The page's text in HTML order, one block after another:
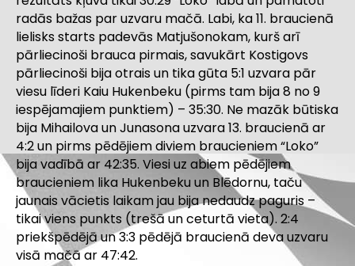
radās bažas par uzvaru mačā. Labi, ka 11. braucienā
lielisks starts padevās Matjušonokam, kurš arī
pārliecinoši brauca pirmais, savukārt Kostigovs
pārliecinoši bija otrais un tika gūta 5:1 uzvara pār
viesu līderi Kaiu Hukenbeku (pirms tam bija 8 no 9
iespējamajiem punktiem) – 35:30. Ne mazāk būtiska
bija Mihailova un Junasona uzvara 13. braucienā ar
4:2 un pirms pēdējiem diviem braucieniem “Loko”
bija vadībā ar 42:35. Viesi uz abiem pēdējiem
braucieniem lika Hukenbeku un Blēdornu, taču
jaunais vācietis laikam jau bija nedaudz paguris –
tikai viens punkts (trešā un ceturtā vieta). 2:4
priekšpēdējā un 3:3 pēdējā braucienā deva uzvaru
visā mačā ar 47:42.